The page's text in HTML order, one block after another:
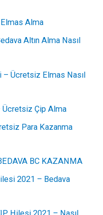
Alma
Altın Alma Nasıl
Ücretsiz Elmas Nasıl
Ücretsiz Çip Alma
Para Kazanma
BC KAZANMA
2021 – Bedava